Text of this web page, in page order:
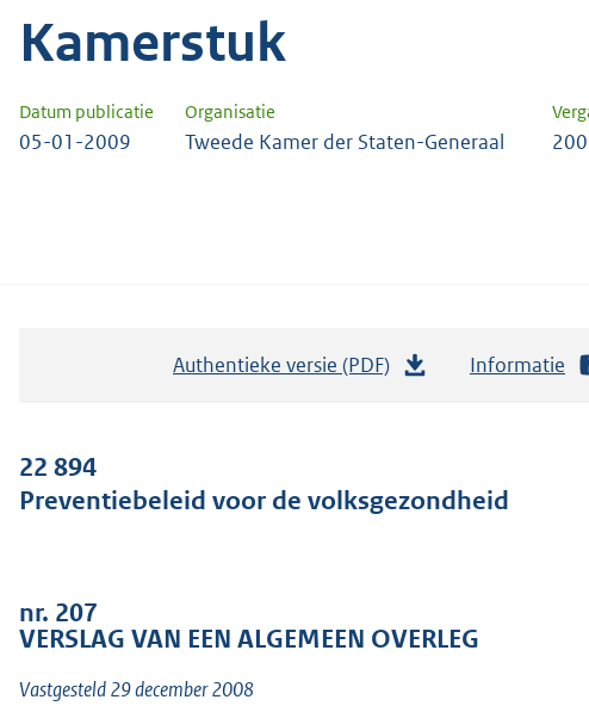
Kamerstuk
Datum publicatie Organisatie
05-01-2009 Tweede Kamer der Staten-Generaal
Authentieke versie (PDF)
a
r
Informatie
22 894
Preventiebeleid voor de volksgezondheid
nr. 207
VERSLAG VAN EEN ALGEMEEN OVERLEG
Vastgesteld 29 december 2008